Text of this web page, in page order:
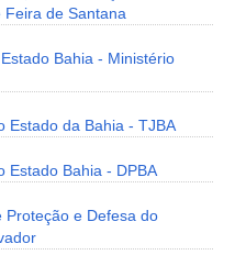
Feira de Santana
Bahia - Ministério
Estado da Bahia - TJBA
Estado Bahia - DPBA
Proteção e Defesa do